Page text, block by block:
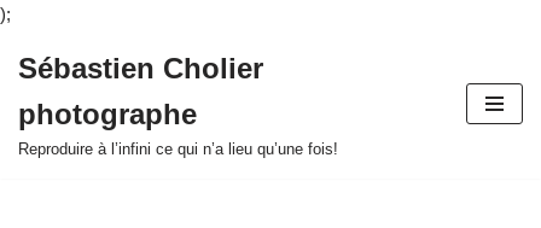
);
au
contenu
Sébastien Cholier
photographe
Reproduire à l’infini ce qui n’a lieu qu’une fois!